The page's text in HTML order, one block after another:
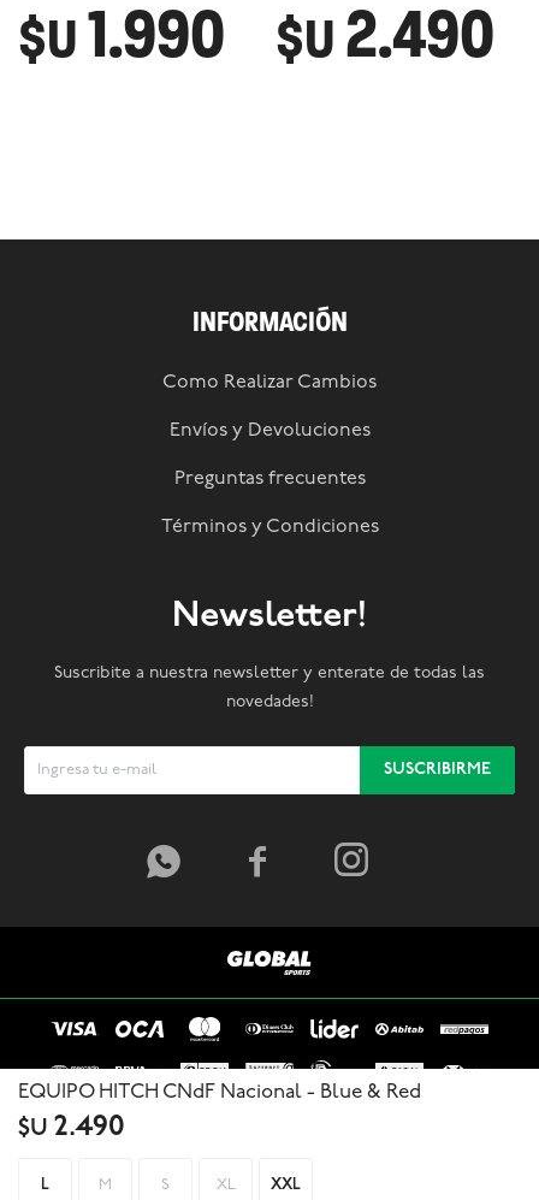
EQUIPO HITCH CNdF Nacional - Blue & Red
$U 2.490
L M S XL XXL
$U1.990 $U2.490
INFORMACIÓN
Como Realizar Cambios
Envíos y Devoluciones
Preguntas frecuentes
Términos y Condiciones
Newsletter!
Suscribite a nuestra newsletter y enterate de todas las
novedades!
SUSCRIBIRME
  